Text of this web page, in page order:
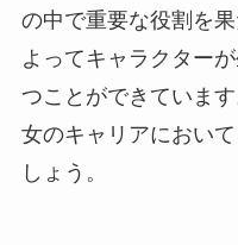
の中で重要な役割を
よってキャラクター
つことができていま
女のキャリアにおい
しょう。